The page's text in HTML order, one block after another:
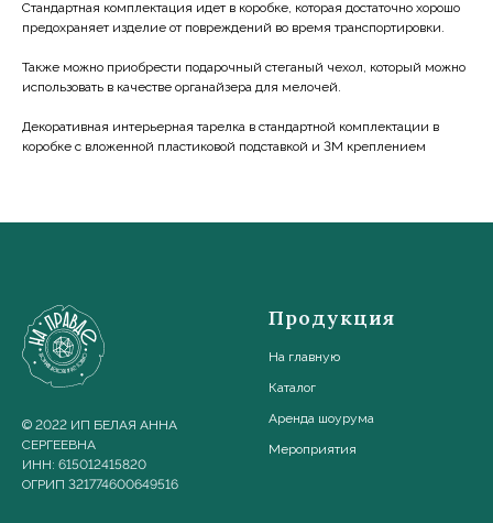
Стандартная комплектация идет в коробке, которая достаточно хорошо
предохраняет изделие от повреждений во время транспортировки.
Также можно приобрести подарочный стеганый чехол, который можно
использовать в качестве органайзера для мелочей.
Декоративная интерьерная тарелка в стандартной комплектации в
коробке с вложенной пластиковой подставкой и 3М креплением
© 2022 ИП БЕЛАЯ АННА
СЕРГЕЕВНА
ИНН: 615012415820
ОГРИП 321774600649516
Продукция
На главную
Каталог
Аренда шоурума
Мероприятия